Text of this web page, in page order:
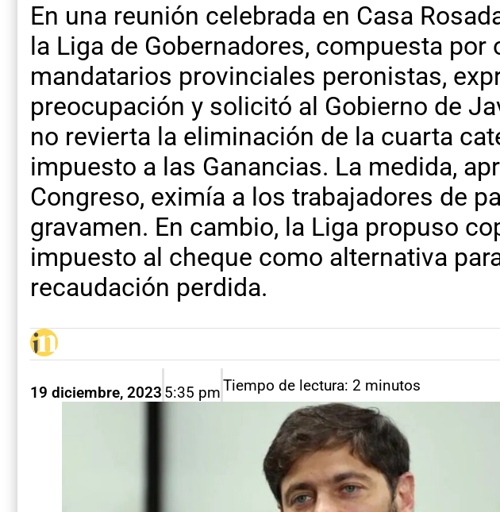
En una reunión celebrada en Casa
la Liga de Gobernadores, compuesta por
mandatarios provinciales peronistas,
preocupación y solicitó al Gobierno de
no revierta la eliminación de la cuarta
impuesto a las Ganancias. La medida,
Congreso, eximía a los trabajadores de
gravamen. En cambio, la Liga propuso
impuesto al cheque como alternativa
recaudación perdida.
19 diciembre, 2023 5:35 pmTiempo de lectura: 2 minutos